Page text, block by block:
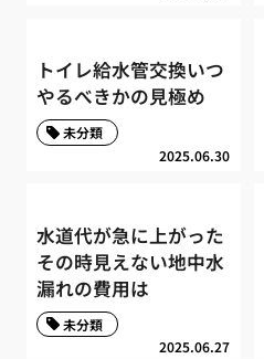
トイレ給水管交換いつ
やるべきかの見極め
2025.06.30
未分類
水道代が急に上がった
その時見えない地中水
漏れの費用は
2025.06.27
未分類